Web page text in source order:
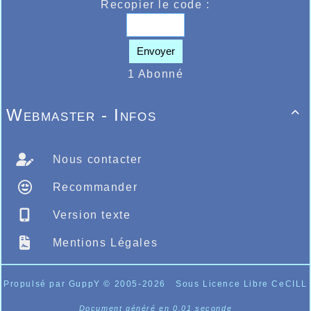
COUNTRY
Recopier le code :
Envoyer
1 Abonné

Webmaster - Infos
Nous contacter
Recommander
Version texte
Mentions Légales
Propulsé par GuppY© 2005-2026 Sous Licence Libre CeCILL
Document généré en 0.01 seconde